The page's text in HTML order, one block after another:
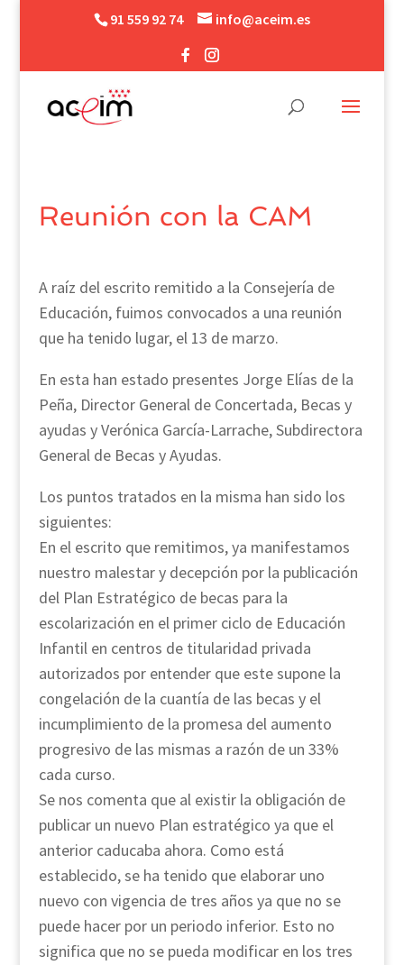
91 559 92 74 info@aceim.es
Reunión con la CAM
A raíz del escrito remitido a la Consejería de
Educación, fuimos convocados a una reunión
que ha tenido lugar, el 13 de marzo.
En esta han estado presentes Jorge Elías de la
Peña, Director General de Concertada, Becas y
ayudas y Verónica García-Larrache, Subdirectora
General de Becas y Ayudas.
Los puntos tratados en la misma han sido los
siguientes:
En el escrito que remitimos, ya manifestamos
nuestro malestar y decepción por la publicación
del Plan Estratégico de becas para la
escolarización en el primer ciclo de Educación
Infantil en centros de titularidad privada
autorizados por entender que este supone la
congelación de la cuantía de las becas y el
incumplimiento de la promesa del aumento
progresivo de las mismas a razón de un 33%
cada curso.
Se nos comenta que al existir la obligación de
publicar un nuevo Plan estratégico ya que el
anterior caducaba ahora. Como está
establecido, se ha tenido que elaborar uno
nuevo con vigencia de tres años ya que no se
puede hacer por un periodo inferior. Esto no
significa que no se pueda modificar en los tres